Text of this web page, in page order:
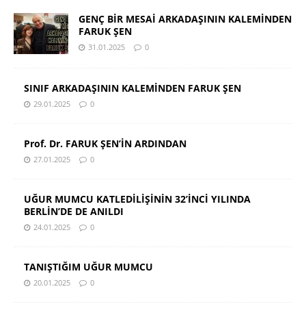
GENÇ BİR MESAİ ARKADAŞININ KALEMİNDEN
FARUK ŞEN
31.01.2025 0
SINIF ARKADAŞININ KALEMİNDEN FARUK ŞEN
29.01.2025 0
Prof. Dr. FARUK ŞEN’İN ARDINDAN
27.01.2025 0
UĞUR MUMCU KATLEDİLİŞİNİN 32’İNCİ YILINDA
BERLİN’DE DE ANILDI
24.01.2025 0
TANIŞTIĞIM UĞUR MUMCU
20.01.2025 0